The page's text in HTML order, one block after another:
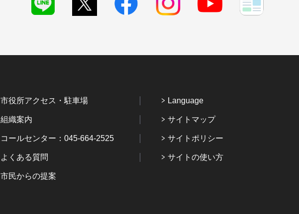
市役所アクセス・駐車場
組織案内
コールセンター：045-664-2525
よくある質問
市民からの提案
Language
サイトマップ
サイトポリシー
サイトの使い方